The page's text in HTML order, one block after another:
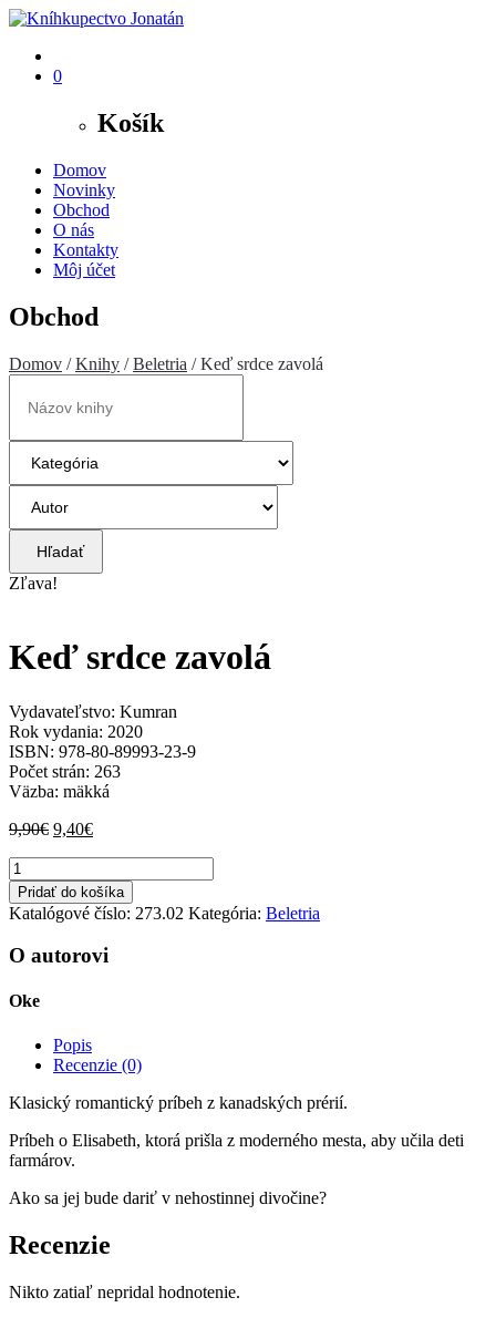
0
Košík
Domov
Novinky
Obchod
O nás
Kontakty
Môj účet
Obchod
Domov /Knihy /Beletria / Keď srdce zavolá
Hľadať
Zľava!
Keď srdce zavolá
Vydavateľstvo: Kumran
Rok vydania: 2020
ISBN: 978-80-89993-23-9
Počet strán: 263
Väzba: mäkká
9,90€ Pôvodná
9,90€.
9,40€Aktuálna
9,40€.
množstvo
Keď
srdce
zavolá
Pridať do košíka
Katalógové číslo: 273.02 Kategória: Beletria
O autorovi
Oke
Popis
Recenzie (0)
Klasický romantický príbeh z kanadských prérií.
Príbeh o Elisabeth, ktorá prišla z moderného mesta, aby učila deti
farmárov.
Ako sa jej bude dariť v nehostinnej divočine?
Recenzie
Nikto zatiaľ nepridal hodnotenie.